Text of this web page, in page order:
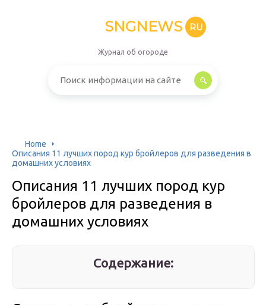
SNGNEWS RU
Журнал об огороде
Home
Описания 11 лучших пород кур бройлеров для разведения в
домашних условиях
Описания 11 лучших пород кур
бройлеров для разведения в
домашних условиях
Содержание: